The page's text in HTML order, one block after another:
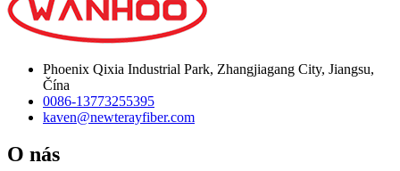
Phoenix Qixia Industrial Park, Zhangjiagang City, Jiangsu,
Čína
0086-13773255395
kaven@newterayfiber.com
O nás